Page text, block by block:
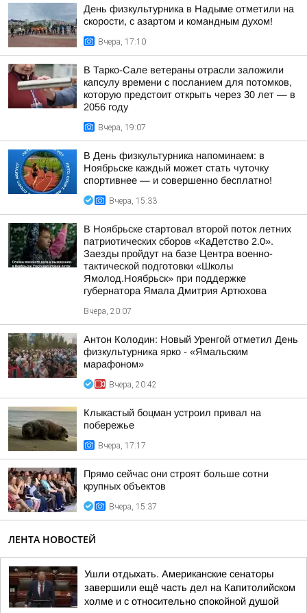
День физкультурника в Надыме отметили на
скорости, с азартом и командным духом!
Вчера, 17:10
В Тарко-Сале ветераны отрасли заложили
капсулу времени с посланием для потомков,
которую предстоит открыть через 30 лет — в
2056 году
Вчера, 19:07
В День физкультурника напоминаем: в
Ноябрьске каждый может стать чуточку
спортивнее — и совершенно бесплатно!
Вчера, 15:33
В Ноябрьске стартовал второй поток летних
патриотических сборов «КаДетство 2.0».
Заезды пройдут на базе Центра военно-
тактической подготовки «Школы
Ямолод.Ноябрьск» при поддержке
губернатора Ямала Дмитрия Артюхова
Вчера, 20:07
Антон Колодин: Новый Уренгой отметил День
физкультурника ярко - «Ямальским
марафоном»
Вчера, 20:42
Клыкастый боцман устроил привал на
побережье
Вчера, 17:17
Прямо сейчас они строят больше сотни
крупных объектов
Вчера, 15:37
ЛЕНТА НОВОСТЕЙ
Ушли отдыхать. Американские сенаторы
завершили ещё часть дел на Капитолийском
холме и с относительно спокойной душой